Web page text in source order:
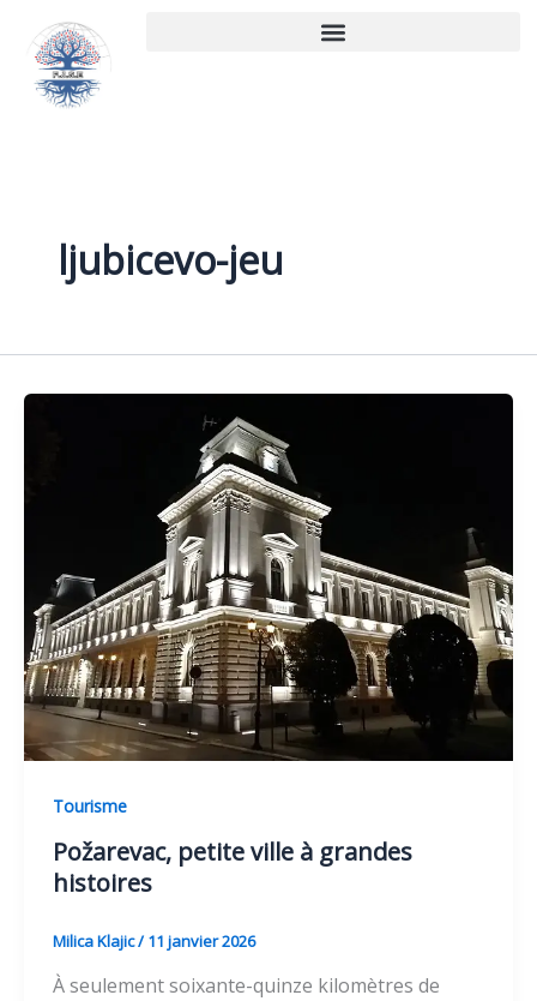
contenu
ljubicevo-jeu
Tourisme
Požarevac, petite ville à grandes
histoires
Milica Klajic/11 janvier 2026
À seulement soixante-quinze kilomètres de